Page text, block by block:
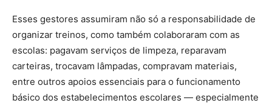
Esses gestores assumiram não só a responsabilidade de
organizar treinos, como também colaboraram com as
escolas: pagavam serviços de limpeza, reparavam
carteiras, trocavam lâmpadas, compravam materiais,
entre outros apoios essenciais para o funcionamento
básico dos estabelecimentos escolares — especialmente